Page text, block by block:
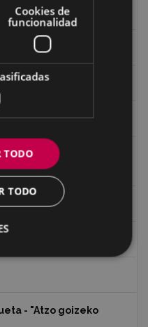
autor en las tiendas de
de Gipuzkoa
- "Atzo goizeko
Cookies de
funcionalidad
TODO
TODO